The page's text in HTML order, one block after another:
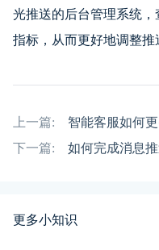
光推送的后台管理系统
指标，从而更好地调整推
上一篇:
智能客服如何
下一篇:
如何完成消息
更多小知识